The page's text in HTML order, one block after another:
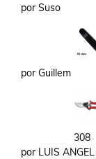
por Suso
por Guillem
308
por LUIS